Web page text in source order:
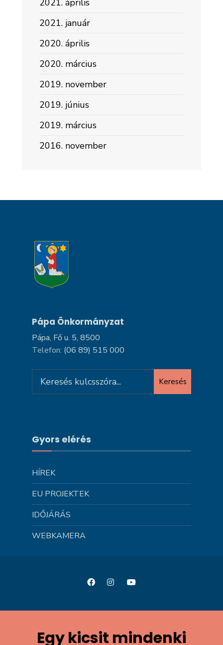
2021. április
2021. január
2020. április
2020. március
2019. november
2019. június
2019. március
2016. november
Pápa Önkormányzat
Pápa, Fő u. 5, 8500
Telefon: (06 89) 515 000
for:
Keresés
Gyors elérés
HÍREK
EU PROJEKTEK
IDŐJÁRÁS
WEBKAMERA
Egy kicsit mindenki